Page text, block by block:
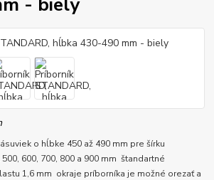
o hĺbke 450 až 490 mm pre šírku
600, 700, 800 a 900 mm štandartné
1,6 mm okraje príborníka je možné orezať a